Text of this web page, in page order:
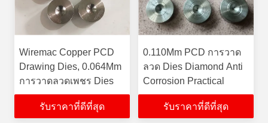
Wiremac Copper PCD
Drawing Dies, 0.064Mm
การวาดลวดเพชร Dies
รับราคาที่ดีที่สุด
0.110Mm PCD การวาด
ลวด Dies Diamond Anti
Corrosion Practical
รับราคาที่ดีที่สุด